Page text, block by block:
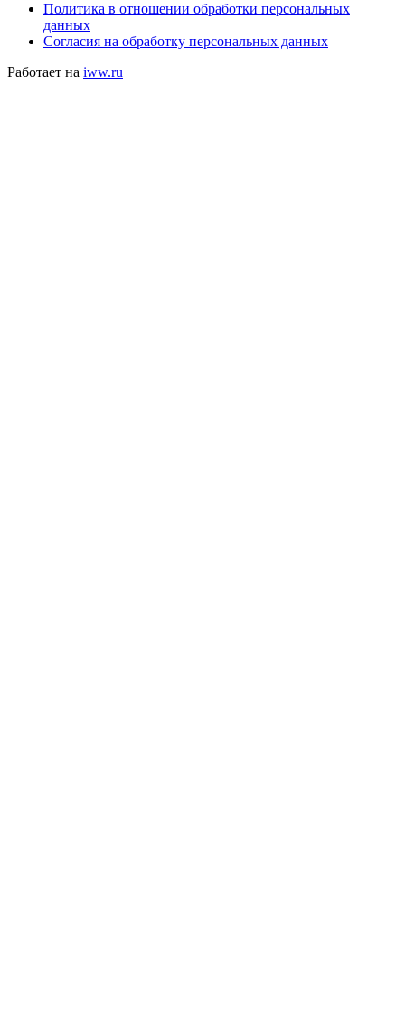
Политика в отношении обработки персональных
данных
Согласия на обработку персональных данных
Работает на iww.ru